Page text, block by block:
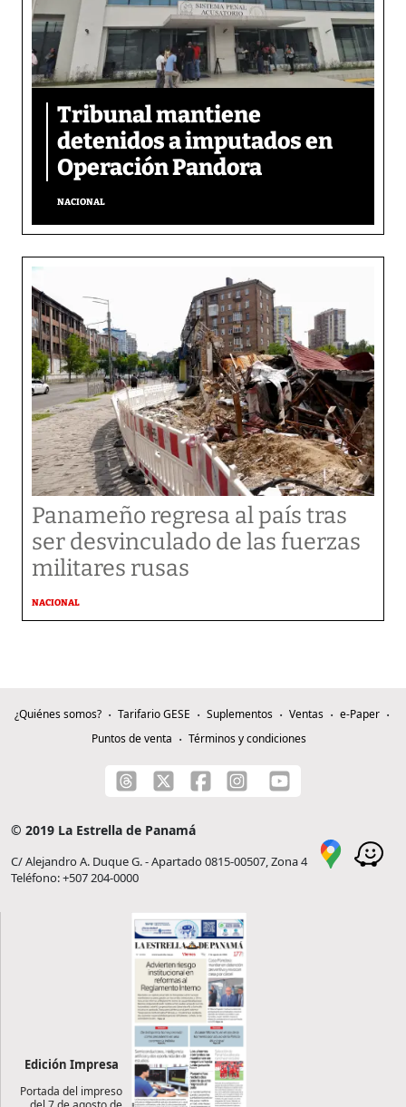
Tribunal mantiene
detenidos a imputados en
Operación Pandora
NACIONAL
Panameño regresa al país tras
ser desvinculado de las fuerzas
militares rusas
NACIONAL
¿Quiénes somos? Tarifario GESE Suplementos Ventas
e-Paper
Puntos de venta
Términos y condiciones
© 2019 La Estrella de Panamá
C/ Alejandro A. Duque G. - Apartado 0815-00507, Zona 4
Teléfono: +507 204-0000
Edición Impresa
Portada del impreso